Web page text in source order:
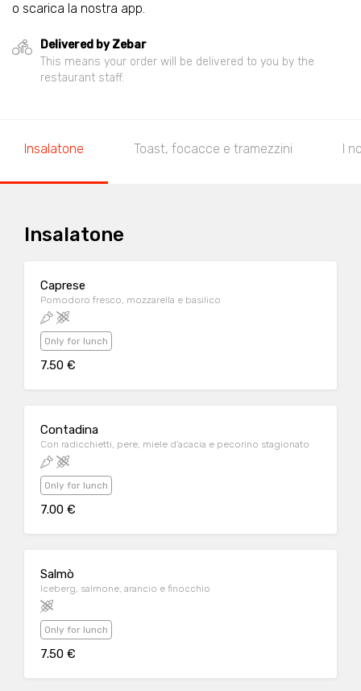
o scarica la nostra app.
Delivered by Zebar
This means your order will be delivered to you by the
restaurant staff.
Insalatone Toast, focacce e tramezzini I
Insalatone
Caprese
Pomodoro fresco, mozzarella e basilico
Only for lunch
7.50 €
Contadina
Con radicchietti, pere, miele d'acacia e pecorino stagionato
Only for lunch
7.00 €
Salmò
Iceberg, salmone, arancio e finocchio
Only for lunch
7.50 €